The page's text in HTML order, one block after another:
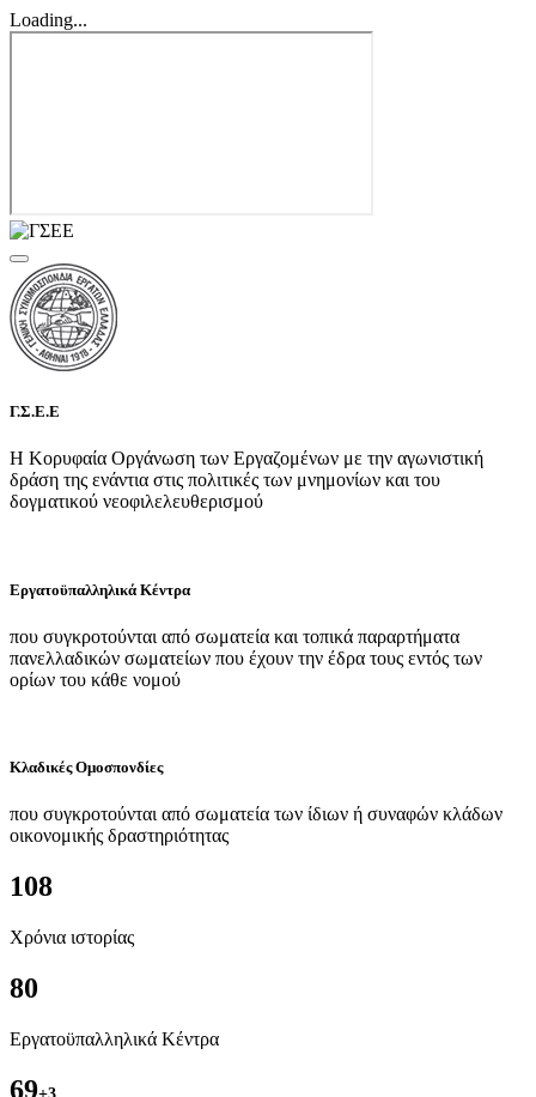
Loading...
Γ.Σ.Ε.Ε
Η Κορυφαία Οργάνωση των Εργαζομένων με την αγωνιστική
δράση της ενάντια στις πολιτικές των μνημονίων και του
δογματικού νεοφιλελευθερισμού
Εργατοϋπαλληλικά Κέντρα
που συγκροτούνται από σωματεία και τοπικά παραρτήματα
πανελλαδικών σωματείων που έχουν την έδρα τους εντός των
ορίων του κάθε νομού
Κλαδικές Ομοσπονδίες
που συγκροτούνται από σωματεία των ίδιων ή συναφών κλάδων
οικονομικής δραστηριότητας
108
Χρόνια ιστορίας
80
Εργατοϋπαλληλικά Κέντρα
69+3